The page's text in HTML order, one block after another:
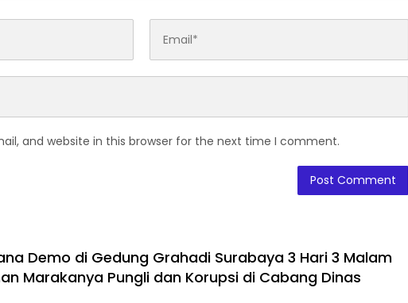
and website in this browser for the next time I comment.
Demo di Gedung Grahadi Surabaya 3 Hari 3 Malam
Marakanya Pungli dan Korupsi di Cabang Dinas